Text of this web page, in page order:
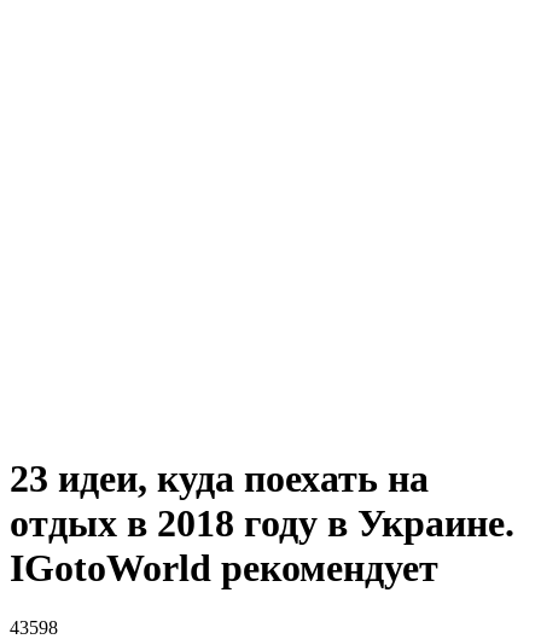
23 идеи, куда поехать на
отдых в 2018 году в Украине.
IGotoWorld рекомендует
43598